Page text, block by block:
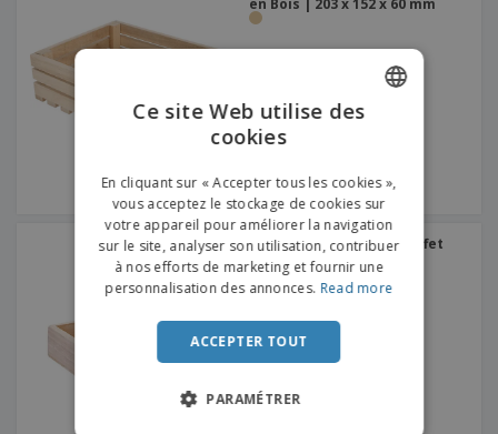
en Bois | 203 x 152 x 60 mm
Coffret Présentation Buffet
Bois | 370 x 210 x 50 mm
DUTCH
PORTUGUESE
SPANISH
ITALIAN
Ce site Web utilise des
cookies
En cliquant sur « Accepter tous les cookies »,
vous acceptez le stockage de cookies sur
votre appareil pour améliorer la navigation
sur le site, analyser son utilisation, contribuer
à nos efforts de marketing et fournir une
personnalisation des annonces. Read more
ACCEPTER TOUT
PARAMÉTRER